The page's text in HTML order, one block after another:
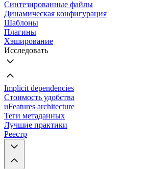
Синтезированные файлы
Динамическая конфигурация
Шаблоны
Плагины
Хэширование
Исследовать
Implicit dependencies
Стоимость удобства
uFeatures architecture
Теги метаданных
Лучшие практики
Реестр